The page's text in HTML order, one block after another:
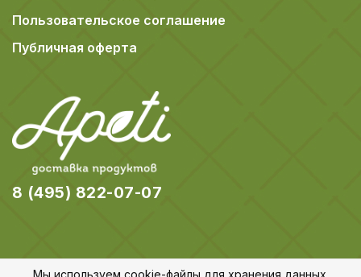
Пользовательское соглашение
Публичная оферта
8 (495) 822-07-07
Мы используем cookie-файлы для хранения данных.